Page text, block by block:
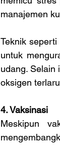
manajemen
Teknik
untuk
udang. Selain
oksigen
4. Vaksinasi
Meskipun